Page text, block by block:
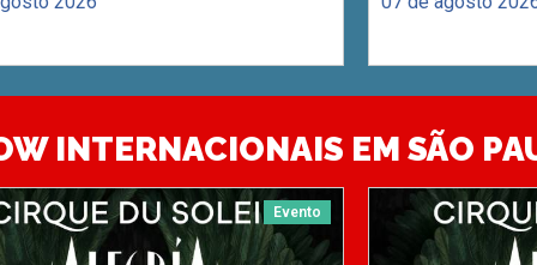
INTERNACIONAIS EM SÃO
Evento